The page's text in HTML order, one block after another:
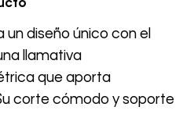
diseño único con el
llamativa
que aporta
corte cómodo y soporte